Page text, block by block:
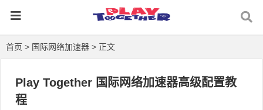
首页 > 国际网络加速器 > 正文
Play Together 国际网络加速器高级配置教
程